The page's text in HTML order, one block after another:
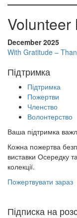
Volunteer
December 2025
With Gratitude –
Підтримка
Підтримка
Пожертви
Членство
Волонтерство
Ваша підтримка
Кожна пожертва
виставки Осередку
колекції.
Пожертвувати зараз
Підписка на